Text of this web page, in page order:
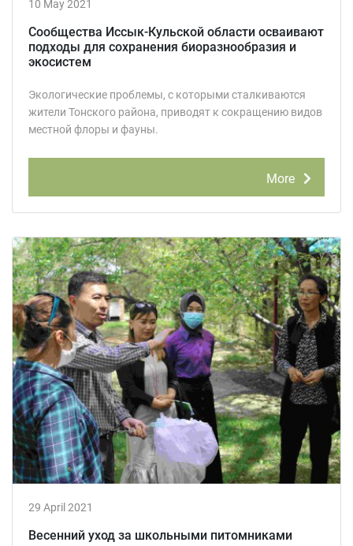
10 May 2021
Сообщества Иссык-Кульской области осваивают
подходы для сохранения биоразнообразия и
экосистем
Экологические проблемы, с которыми сталкиваются
жители Тонского района, приводят к сокращению видов
местной флоры и фауны.
More
29 April 2021
Весенний уход за школьными питомниками